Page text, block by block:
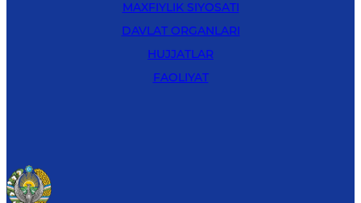
MAXFIYLIK SIYOSATI
DAVLAT ORGANLARI
HUJJATLAR
FAOLIYAT